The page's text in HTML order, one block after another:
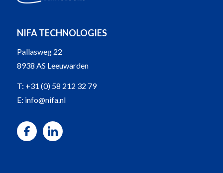
NIFA TECHNOLOGIES
Pallasweg 22
8938 AS Leeuwarden
T: +31 (0) 58 212 32 79
E: info@nifa.nl